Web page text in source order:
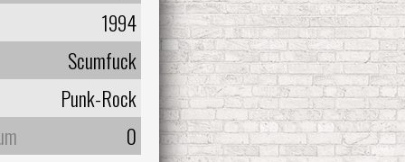
1994
Scumfuck
Punk-Rock
0